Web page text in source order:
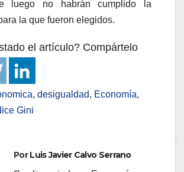
luego no habrán cumplido la
la que fueron elegidos.
el artículo? Compártelo
, desigualdad, Economía,
Gini
PorLuis Javier Calvo Serrano